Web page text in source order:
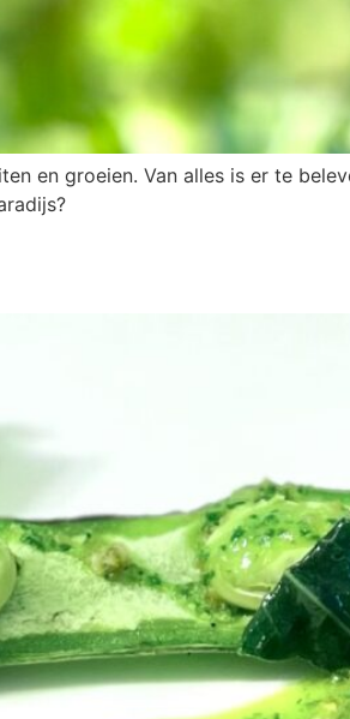
en groeien. Van alles is er te